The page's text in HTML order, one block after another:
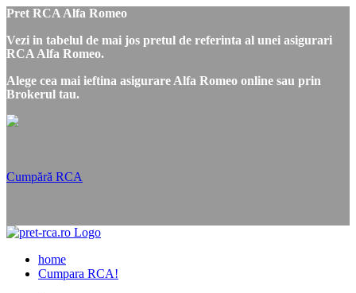
Pret RCA Alfa Romeo
Vezi in tabelul de mai jos pretul de referinta al unei asigurari
RCA Alfa Romeo.
Alege cea mai ieftina asigurare Alfa Romeo online sau prin
Brokerul tau.
Cumpără RCA
home
Cumpara RCA!